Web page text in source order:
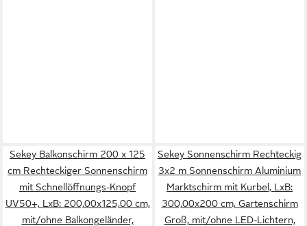
Sekey Balkonschirm 200 x 125
cm Rechteckiger Sonnenschirm
mit Schnellöffnungs-Knopf
UV50+, LxB: 200,00x125,00 cm,
mit/ohne Balkongeländer,
Sekey Sonnenschirm Rechteckig
3x2 m Sonnenschirm Aluminium
Marktschirm mit Kurbel, LxB:
300,00x200 cm, Gartenschirm
Groß, mit/ohne LED-Lichtern,